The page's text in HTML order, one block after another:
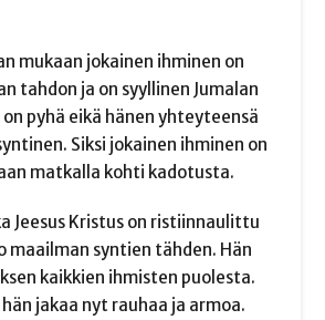
mukaan jokainen ihminen on
tahdon ja on syyllinen Jumalan
on pyhä eikä hänen yhteyteensä
Siksi jokainen ihminen on
matkalla kohti kadotusta.
Jeesus Kristus on ristiinnaulittu
maailman syntien tähden. Hän
kaikkien ihmisten puolesta.
jakaa nyt rauhaa ja armoa.